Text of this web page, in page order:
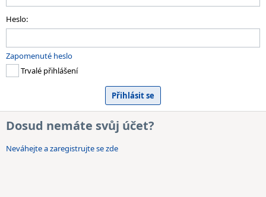
Heslo:
Zapomenuté heslo
Trvalé přihlášení
Dosud nemáte svůj účet?
Neváhejte a zaregistrujte se zde